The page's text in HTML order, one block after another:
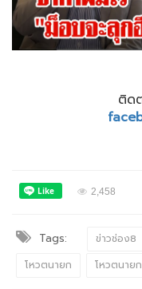
ติด
2,458
Tags: ข่าวช่อง8
โหวตนายก
โหวตนาย